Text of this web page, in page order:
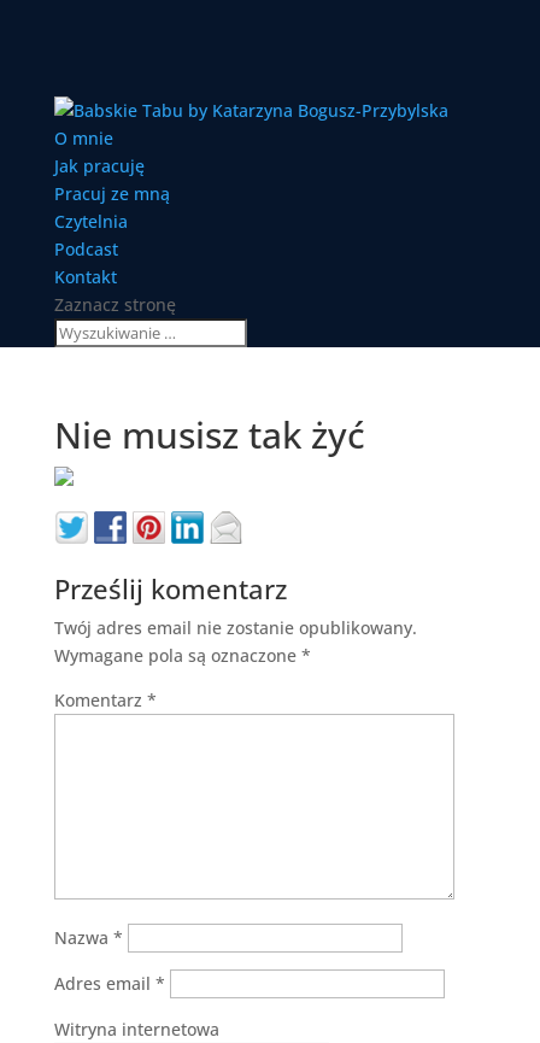
O mnie
Jak pracuję
Pracuj ze mną
Czytelnia
Podcast
Kontakt
Zaznacz stronę
Nie musisz tak żyć
Prześlij komentarz
Twój adres email nie zostanie opublikowany.
Wymagane pola są oznaczone *
Komentarz *
Nazwa *
Adres email *
Witryna internetowa